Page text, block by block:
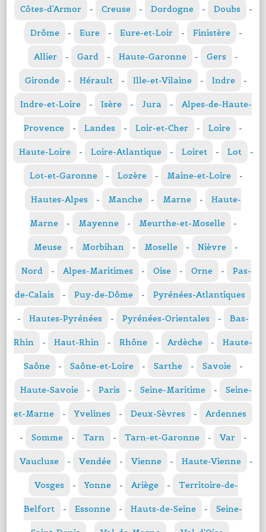
Côtes-d'Armor - Creuse - Dordogne - Doubs -
Drôme - Eure - Eure-et-Loir - Finistère -
Allier - Gard - Haute-Garonne - Gers -
Gironde - Hérault - Ille-et-Vilaine - Indre -
Indre-et-Loire - Isère - Jura - Alpes-de-Haute-
Provence - Landes - Loir-et-Cher - Loire -
Haute-Loire - Loire-Atlantique - Loiret - Lot -
Lot-et-Garonne - Lozère - Maine-et-Loire -
Hautes-Alpes - Manche - Marne - Haute-
Marne - Mayenne - Meurthe-et-Moselle -
Meuse - Morbihan - Moselle - Nièvre -
Nord - Alpes-Maritimes - Oise - Orne - Pas-
de-Calais - Puy-de-Dôme - Pyrénées-Atlantiques
- Hautes-Pyrénées - Pyrénées-Orientales - Bas-
Rhin - Haut-Rhin - Rhône - Ardèche - Haute-
Saône - Saône-et-Loire - Sarthe - Savoie -
Haute-Savoie - Paris - Seine-Maritime - Seine-
et-Marne - Yvelines - Deux-Sèvres - Ardennes
- Somme - Tarn - Tarn-et-Garonne - Var -
Vaucluse - Vendée - Vienne - Haute-Vienne -
Vosges - Yonne - Ariège - Territoire-de-
Belfort - Essonne - Hauts-de-Seine - Seine-